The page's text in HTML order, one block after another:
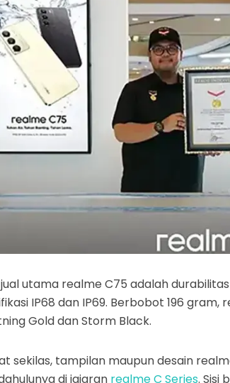
jual utama realme C75 adalah
IP68 dan IP69. Berbobot 196
Gold dan Storm Black.
sekilas, tampilan maupun desain
di jajaran realme C Series. Sisi